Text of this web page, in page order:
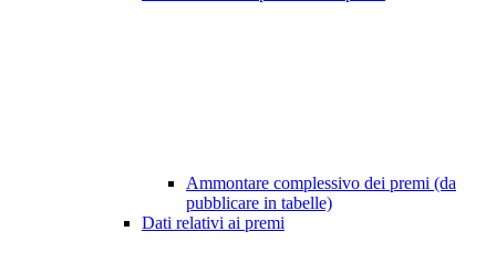
Ammontare complessivo dei premi (da
pubblicare in tabelle)
Dati relativi ai premi